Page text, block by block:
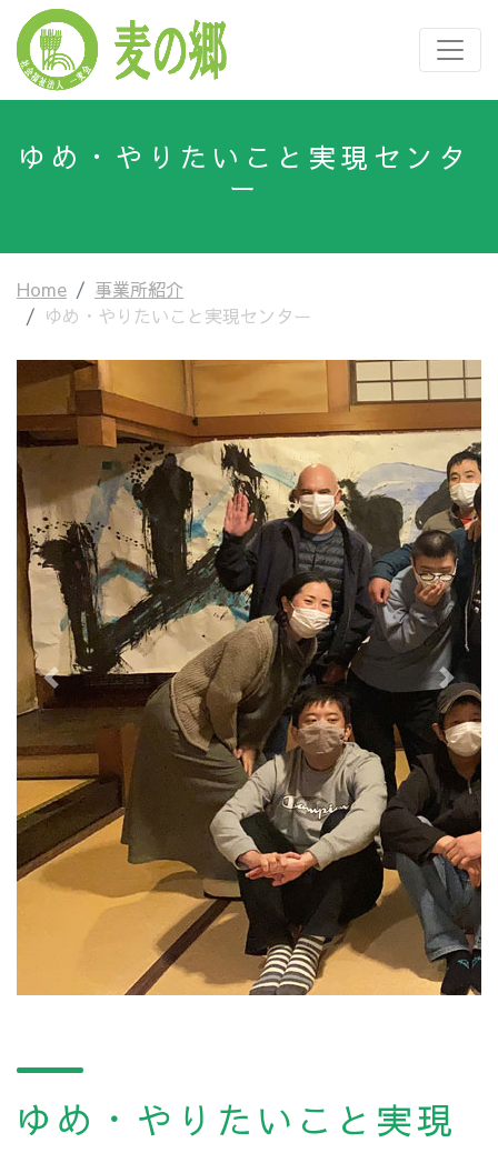
ゆめ・やりたいこと実現センタ
ー
Home
事業所紹介
ゆめ・やりたいこと実現センター
Previous Next
ゆめ・やりたいこと実現